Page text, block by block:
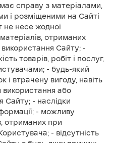
має справу з матеріалами,
і розміщеними на Сайті
не несе жодної
отриманих
Сайту; -
товарів, робіт і послуг,
- будь-який
втрачену вигоду, навіть
або
Сайту; - наслідки
- можливу
отриманих при
- відсутність